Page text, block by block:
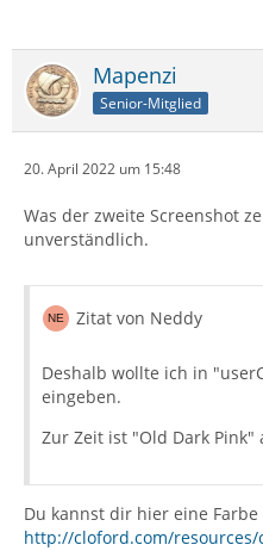
Mapenzi
Senior-Mitglied
20. April 2022 um 15:48
Was der zweite Screenshot
unverständlich.
Zitat von Neddy
Deshalb wollte ich in
eingeben.
Zur Zeit ist "Old Dark Pink"
Du kannst dir hier eine Farbe
http://cloford.com/resources/